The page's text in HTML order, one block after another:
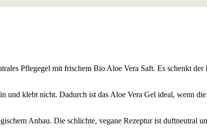
Pflegegel mit frischem Bio Aloe Vera Saft. Es schenkt
und klebt nicht. Dadurch ist das Aloe Vera Gel ideal, wenn
Anbau. Die schlichte, vegane Rezeptur ist duftneutral